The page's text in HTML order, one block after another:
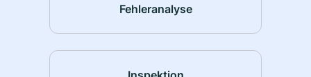
Fehleranalyse